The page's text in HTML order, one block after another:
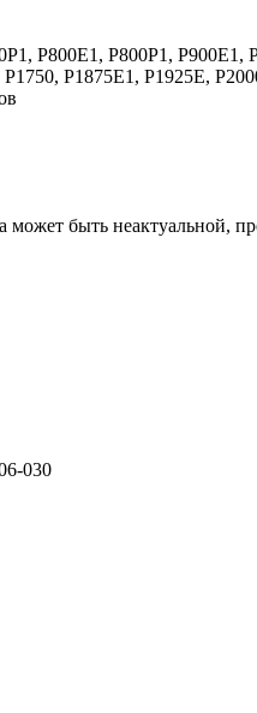
P800E1, P800P1, P900E1,
P1875E1, P1925E,
может быть неактуальной,
030